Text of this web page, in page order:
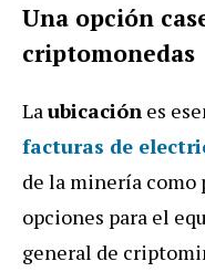
Una opción
criptomonedas
Laubicación es
facturas de
de la minería como
opciones para el
general de